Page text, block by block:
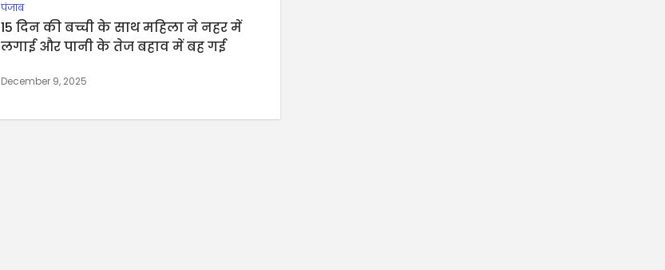
पंजाब
15 दिन की बच्ची के साथ महिला ने नहर में
लगाई और पानी के तेज बहाव में बह गई
December 9, 2025